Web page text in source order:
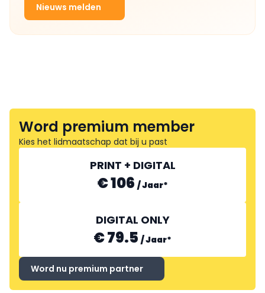
Nieuws melden
Word premium member
Kies het lidmaatschap dat bij u past
PRINT + DIGITAL
€ 106 /Jaar*
DIGITAL ONLY
€ 79.5 /Jaar*
Word nu premium partner